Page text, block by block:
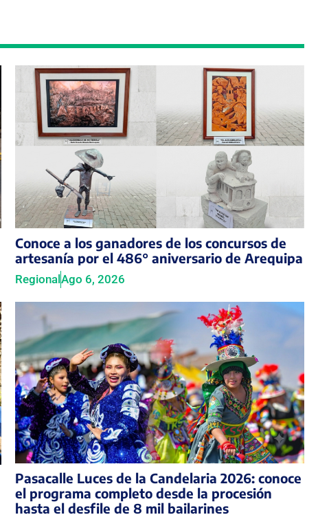
Conoce a los ganadores de los concursos de
artesanía por el 486° aniversario de Arequipa
RegionalAgo 6, 2026
Pasacalle Luces de la Candelaria 2026: conoce
el programa completo desde la procesión
hasta el desfile de 8 mil bailarines